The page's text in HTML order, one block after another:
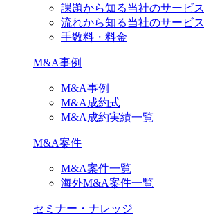
課題から知る当社のサービス
流れから知る当社のサービス
手数料・料金
M&A事例
M&A事例
M&A成約式
M&A成約実績一覧
M&A案件
M&A案件一覧
海外M&A案件一覧
セミナー・ナレッジ